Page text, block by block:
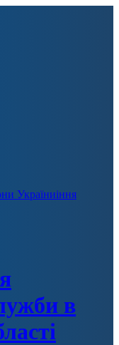
Україниіння
в